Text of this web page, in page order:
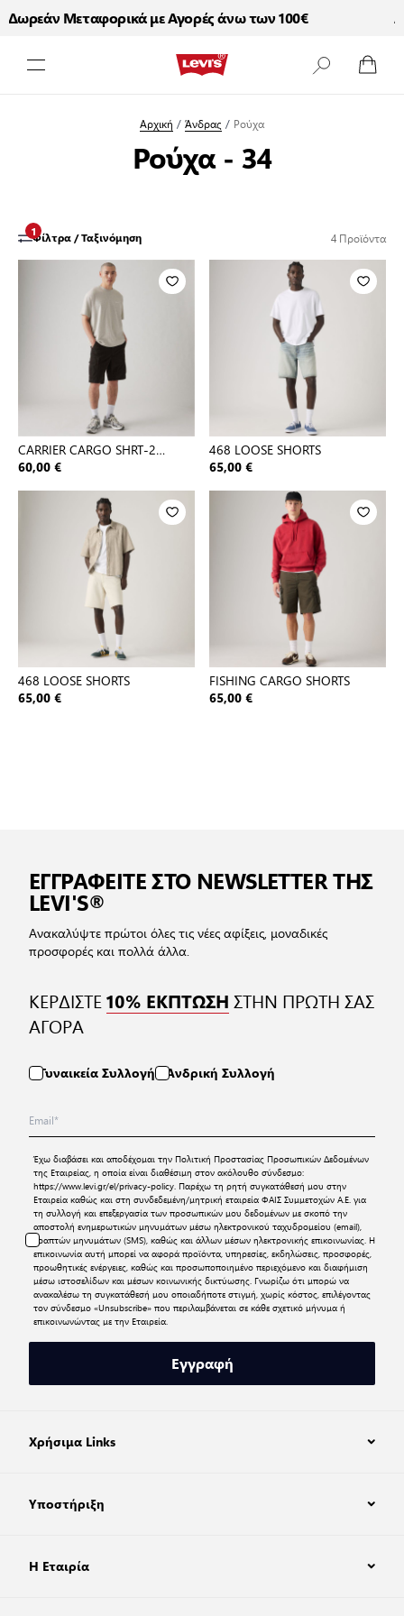
Δωρεάν Μεταφορικά με Αγορές άνω των 100€
Αρχική /Άνδρας / Ρούχα
Ρούχα - 34
Φίλτρα / Ταξινόμηση
1 4Προϊόντα
CARRIER CARGO SHRT-2
BLACKS
60,00 €
468 LOOSE SHORTS
65,00 €
468 LOOSE SHORTS
65,00 €
FISHING CARGO SHORTS
65,00 €
ΕΓΓΡΑΦΕΙΤΕ ΣΤΟ NEWSLETTER ΤΗΣ
LEVI'S®
Ανακαλύψτε πρώτοι όλες τις νέες αφίξεις, μοναδικές
προσφορές και πολλά άλλα.
ΚΕΡΔΙΣΤΕ10% ΕΚΠΤΩΣΗ ΣΤΗΝ ΠΡΩΤΗ ΣΑΣ
ΑΓΟΡΑ
Γυναικεία Συλλογή Ανδρική Συλλογή
Έχω διαβάσει και αποδέχομαι την Πολιτική Προστασίας Προσωπικών Δεδομένων
της Εταιρείας, η οποία είναι διαθέσιμη στον ακόλουθο σύνδεσμο:
https://www.levi.gr/el/privacy-policy. Παρέχω τη ρητή συγκατάθεσή μου στην
Εταιρεία καθώς και στη συνδεδεμένη/μητρική εταιρεία ΦΑΙΣ Συμμετοχών Α.Ε. για
τη συλλογή και επεξεργασία των προσωπικών μου δεδομένων με σκοπό την
αποστολή ενημερωτικών μηνυμάτων μέσω ηλεκτρονικού ταχυδρομείου (email),
γραπτών μηνυμάτων (SMS), καθώς και άλλων μέσων ηλεκτρονικής επικοινωνίας. Η
επικοινωνία αυτή μπορεί να αφορά προϊόντα, υπηρεσίες, εκδηλώσεις, προσφορές,
προωθητικές ενέργειες, καθώς και προσωποποιημένο περιεχόμενο και διαφήμιση
μέσω ιστοσελίδων και μέσων κοινωνικής δικτύωσης. Γνωρίζω ότι μπορώ να
ανακαλέσω τη συγκατάθεσή μου οποιαδήποτε στιγμή, χωρίς κόστος, επιλέγοντας
τον σύνδεσμο «Unsubscribe» που περιλαμβάνεται σε κάθε σχετικό μήνυμα ή
επικοινωνώντας με την Εταιρεία.
Εγγραφή
Χρήσιμα Links
Υποστήριξη
Η Εταιρία